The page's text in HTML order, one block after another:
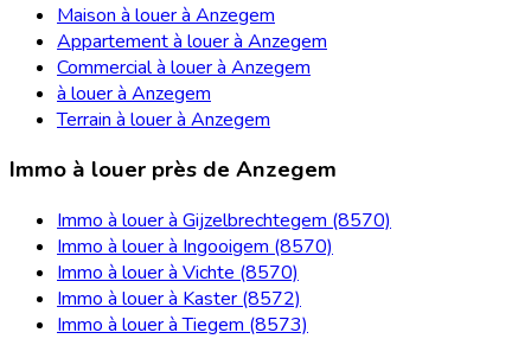
Maison à louer à Anzegem
Appartement à louer à Anzegem
Commercial à louer à Anzegem
à louer à Anzegem
Terrain à louer à Anzegem
Immo à louer près de Anzegem
Immo à louer à Gijzelbrechtegem (8570)
Immo à louer à Ingooigem (8570)
Immo à louer à Vichte (8570)
Immo à louer à Kaster (8572)
Immo à louer à Tiegem (8573)